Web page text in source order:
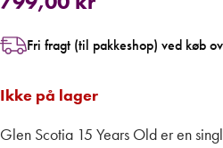
Fri fragt (til pakkeshop) ved køb
Ikke på lager
Glen Scotia 15 Years Old er en